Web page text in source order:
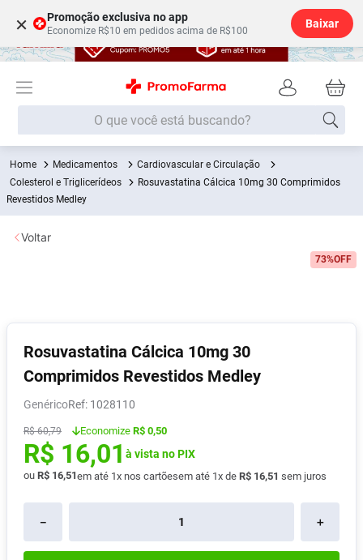
× Promoção exclusiva no app
Economize R$10 em pedidos acima de R$100
Baixar
O que você está buscando?
Medicamentos
Cardiovascular e Circulação
Colesterol e Triglicerídeos
Rosuvastatina Cálcica 10mg 30 Comprimidos
Revestidos Medley
73%OFF
Rosuvastatina Cálcica 10mg 30
Comprimidos Revestidos Medley
Genérico : 1028110
R$ 60,79 Economize R$ 0,50
R$ 16,01 à vista no PIX
ou R$ 16,51em até 1x nos cartõesem até 1x de R$ 16,51 sem juros
＋
－
Voltar
Termos mais buscados
1 º Fralda
7º Desodorante
8º Absorvente
9º Lavitan
10º Vitamina D